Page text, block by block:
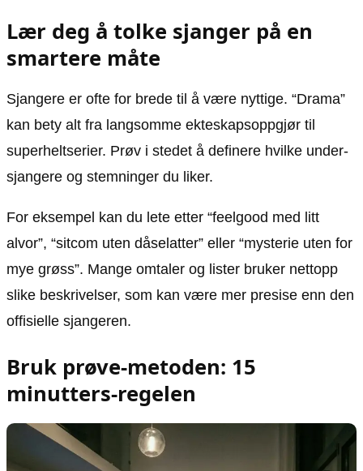
Lær deg å tolke sjanger på en
smartere måte
Sjangere er ofte for brede til å være nyttige. “Drama”
kan bety alt fra langsomme ekteskapsoppgjør til
superheltserier. Prøv i stedet å definere hvilke under­
sjangere og stemninger du liker.
For eksempel kan du lete etter “feelgood med litt
alvor”, “sitcom uten dåselatter” eller “mysterie uten for
mye grøss”. Mange omtaler og lister bruker nettopp
slike beskrivelser, som kan være mer presise enn den
offisielle sjangeren.
Bruk prøve-metoden: 15
minutters-regelen